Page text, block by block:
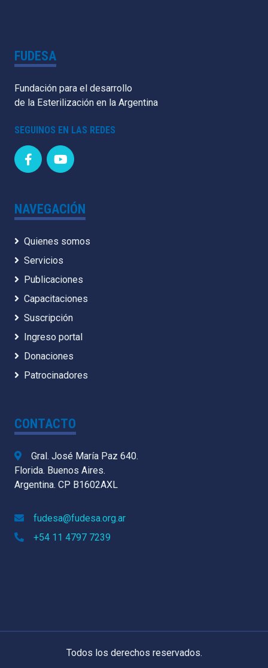
FUDESA
Fundación para el desarrollo
de la Esterilización en la Argentina
SEGUINOS EN LAS REDES
NAVEGACIÓN
Quienes somos
Servicios
Publicaciones
Capacitaciones
Suscripción
Ingreso portal
Donaciones
Patrocinadores
CONTACTO
Gral. José María Paz 640.
Florida. Buenos Aires.
Argentina. CP B1602AXL
fudesa@fudesa.org.ar
+54 11 4797 7239
Todos los derechos reservados.